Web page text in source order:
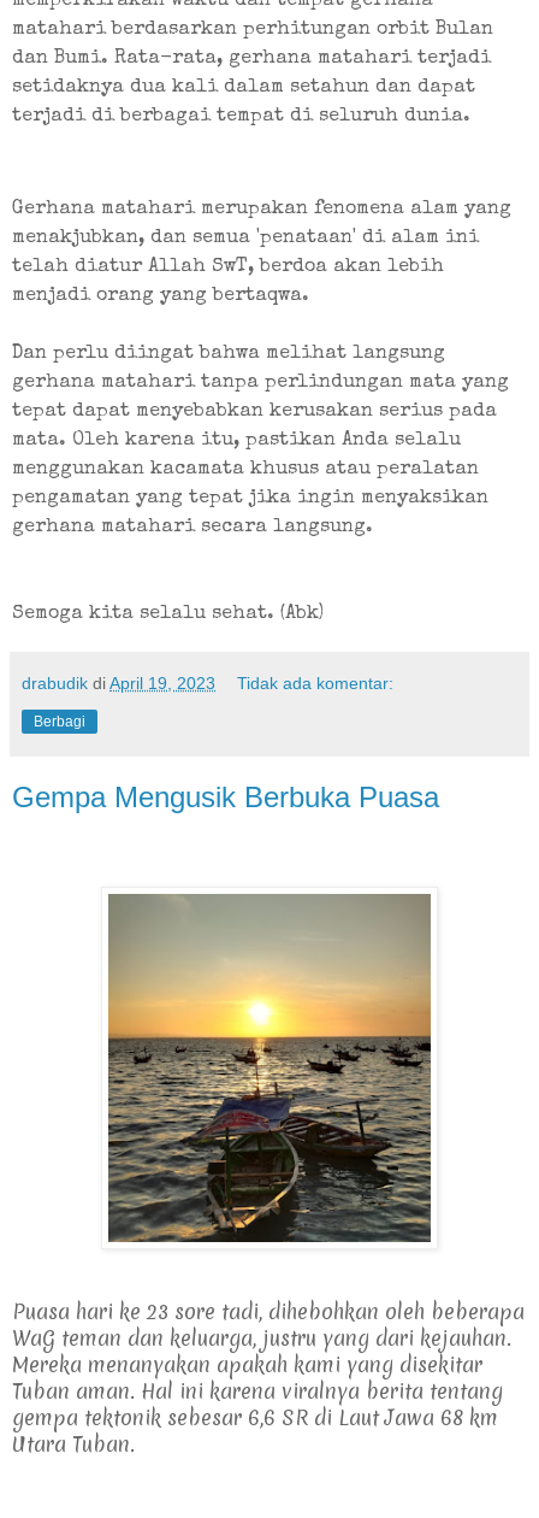
matahari berdasarkan perhitungan orbit Bulan
dan Bumi. Rata-rata, gerhana matahari terjadi
setidaknya dua kali dalam setahun dan dapat
terjadi di berbagai tempat di seluruh dunia.
Gerhana matahari merupakan fenomena alam yang
menakjubkan, dan semua 'penataan' di alam ini
telah diatur Allah SwT, berdoa akan lebih
menjadi orang yang bertaqwa.
Dan perlu diingat bahwa melihat langsung
gerhana matahari tanpa perlindungan mata yang
tepat dapat menyebabkan kerusakan serius pada
mata. Oleh karena itu, pastikan Anda selalu
menggunakan kacamata khusus atau peralatan
pengamatan yang tepat jika ingin menyaksikan
gerhana matahari secara langsung.
Semoga kita selalu sehat. (Abk)
drabudik diApril 19, 2023 Tidak ada komentar:
Berbagi
Gempa Mengusik Berbuka Puasa
Puasa hari ke 23 sore tadi, dihebohkan oleh beberapa
WaG teman dan keluarga, justru yang dari kejauhan.
Mereka menanyakan apakah kami yang disekitar
Tuban aman. Hal ini karena viralnya berita tentang
gempa tektonik sebesar 6,6 SR di Laut Jawa 68 km
Utara Tuban.